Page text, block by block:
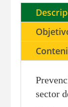
sector